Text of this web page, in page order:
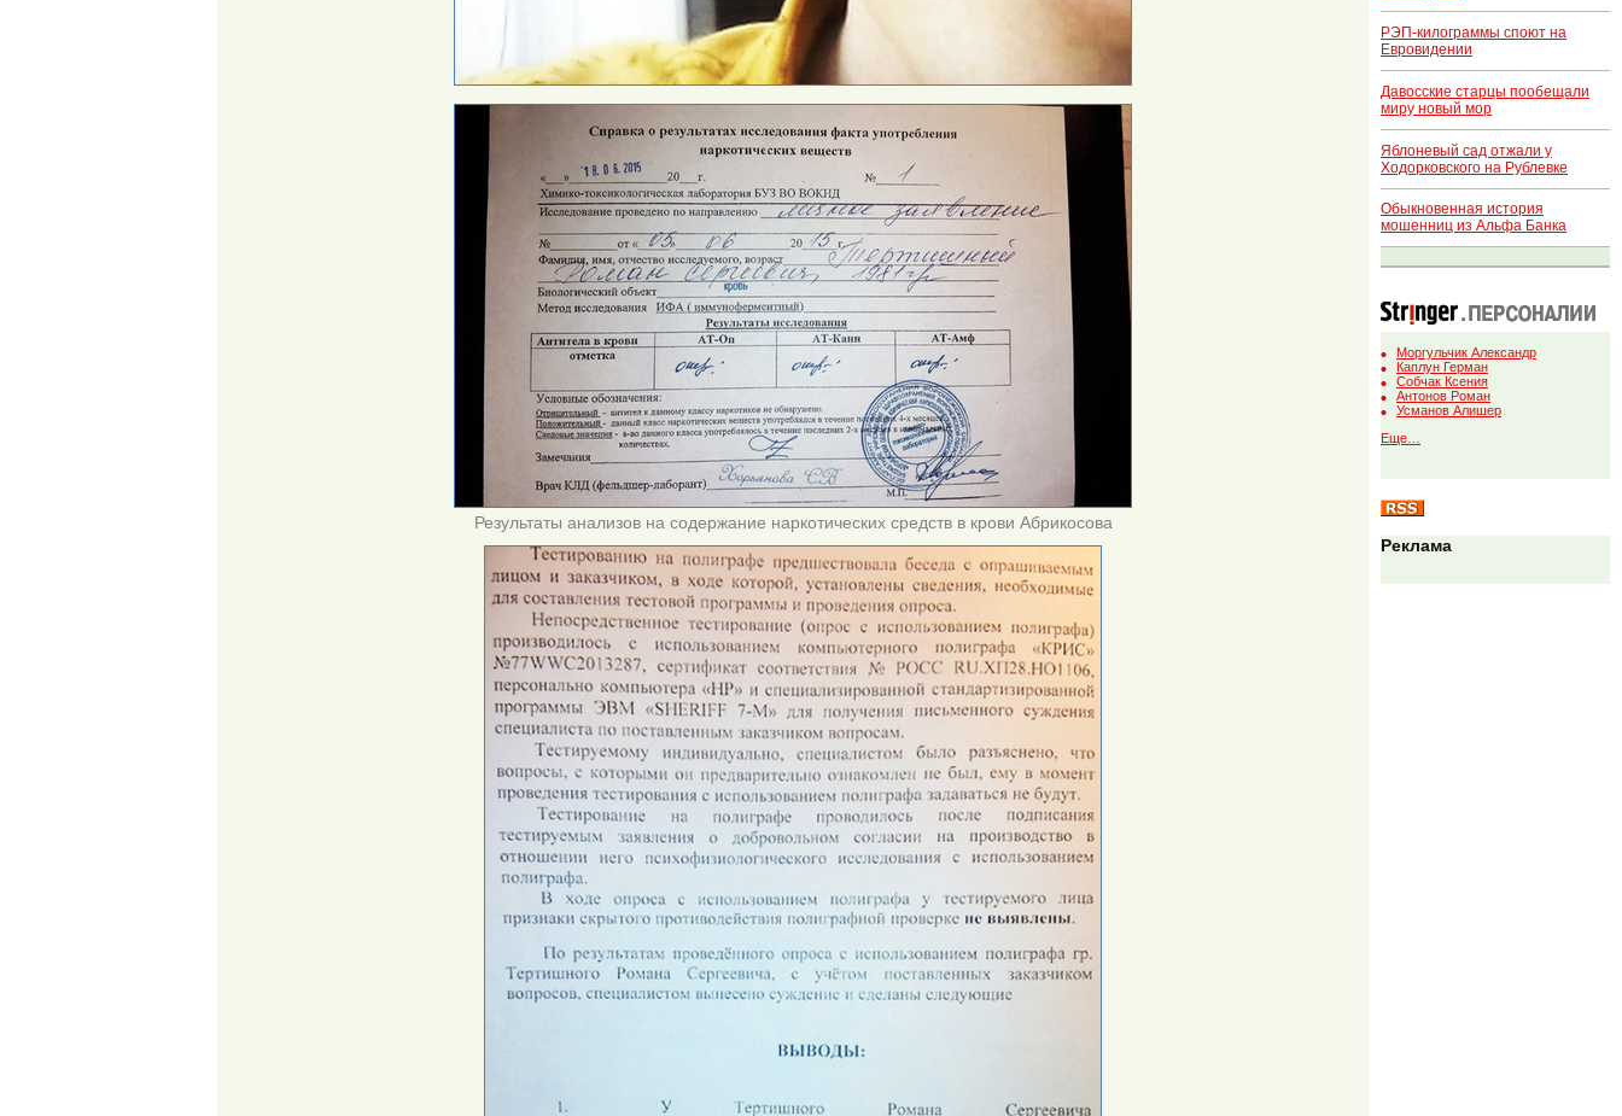
Результаты анализов на содержание наркотических средств в крови Абрикосова
РЭП-килограммы споют на
Евровидении
Давосские старцы пообещали
миру новый мор
Яблоневый сад отжали у
Ходорковского на Рублевке
Обыкновенная история
мошенниц из Альфа Банка
Моргульчик Александр
Каплун Герман
Собчак Ксения
Антонов Роман
Усманов Алишер
Еще…
Реклама